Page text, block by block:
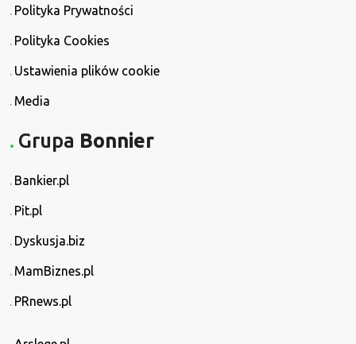
Polityka Prywatności
Polityka Cookies
Ustawienia plików cookie
Media
Grupa Bonnier
Bankier.pl
Pit.pl
Dyskusja.biz
MamBiznes.pl
PRnews.pl